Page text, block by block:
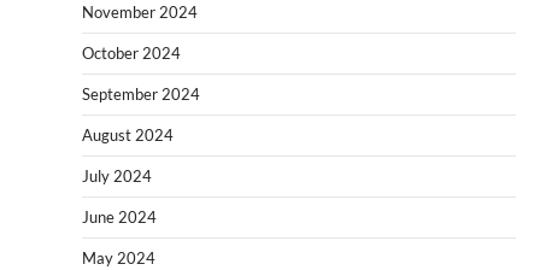
November 2024
October 2024
September 2024
August 2024
July 2024
June 2024
May 2024